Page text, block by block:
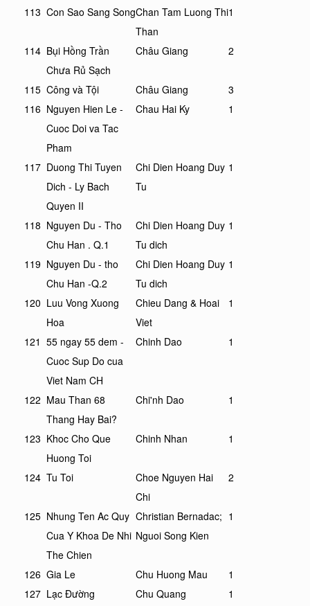
113 Con Sao Sang SongChan Tam Luong Thi
Than
1
114 Bụi Hồng Trần
Chưa Rủ Sạch
Châu Giang 2
115 Công và Tội Châu Giang
3
116 Nguyen Hien Le -
Cuoc Doi va Tac
Pham
Chau Hai Ky 1
117 Duong Thi Tuyen
Dich - Ly Bach
Quyen II
Chi Dien Hoang Duy
Tu
1
118 Nguyen Du - Tho
Chu Han . Q.1
Chi Dien Hoang Duy
Tu dich
1
119 Nguyen Du - tho
Chu Han -Q.2
Chi Dien Hoang Duy
Tu dich
1
120 Luu Vong Xuong
Hoa
Chieu Dang & Hoai
Viet
1
121 55 ngay 55 dem -
Cuoc Sup Do cua
Viet Nam CH
Chinh Dao 1
122 Mau Than 68
Thang Hay Bai?
Chi'nh Dao 1
123 Khoc Cho Que
Huong Toi
Chinh Nhan 1
124 Tu Toi
Choe Nguyen Hai
Chi
2
125 Nhung Ten Ac Quy
Cua Y Khoa De Nhi
The Chien
Christian Bernadac;
Nguoi Song Kien
1
126 Gia Le Chu Huong Mau
1
127 Lạc Đường Chu Quang
1